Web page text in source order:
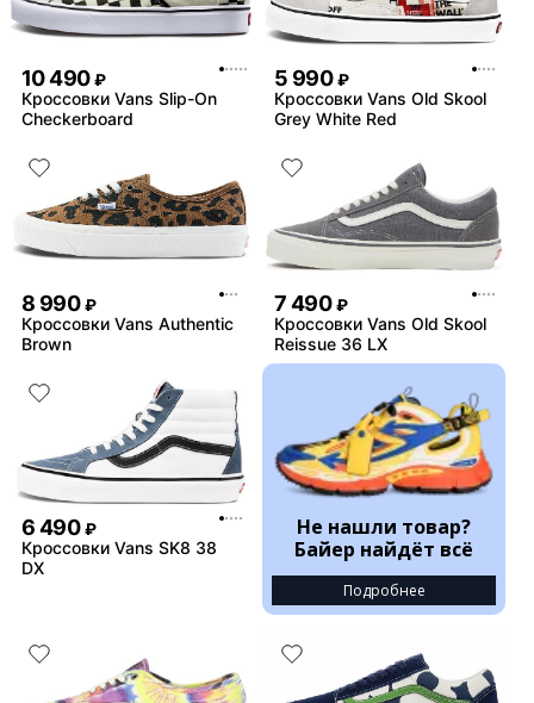
10 490 ₽
Кроссовки Vans Slip-On
Checkerboard
5 990 ₽
Кроссовки Vans Old Skool
Grey White Red
8 990 ₽
Кроссовки Vans Authentic
Brown
7 490 ₽
Кроссовки Vans Old Skool
Reissue 36 LX
6 490 ₽
Кроссовки Vans SK8 38
DX
Не нашли товар?
Байер найдёт всё
Подробнее